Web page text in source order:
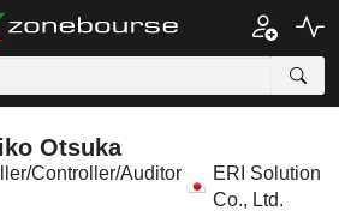
Otsuka
Controller/Auditor
ERI Solution
Co., Ltd.